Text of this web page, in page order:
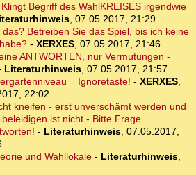
Begriff des WahlKREISES irgendwie
, 07.05.2017, 21:29
das? Betreiben Sie das Spiel, bis ich keine
- XERXES, 07.05.2017, 21:46
ANTWORTEN, nur Vermutungen -
Literaturhinweis, 07.05.2017, 21:57
= Ignoretaste! - XERXES,
22:02
kneifen - erst unverschämt werden und
ist nicht - Bitte Frage
- Literaturhinweis, 07.05.2017,
und Wahllokale- Literaturhinweis,